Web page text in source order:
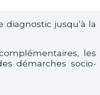
jusqu’à la
les
démarches socio-